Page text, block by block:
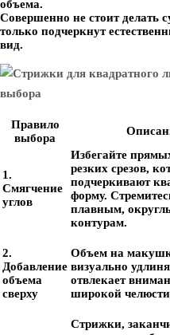
объема.
Совершенно не стоит делать
только подчеркнут
вид.
Правило
выбора
1.
Смягчение
углов
Избегайте
резких срезов,
подчеркивают
форму.
плавным,
контурам.
2.
Добавление
объема
сверху
Объем на
визуально
отвлекает
широкой
Стрижки,